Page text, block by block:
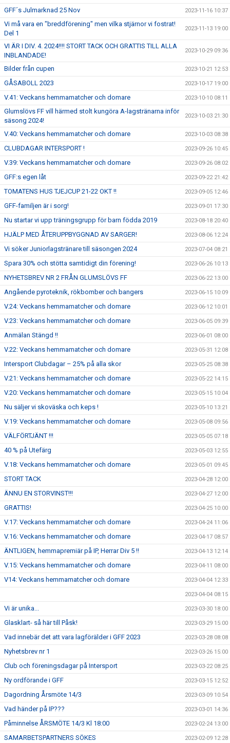
GFF´s Julmarknad 25 Nov 2023-11-16 10:37
Vi må vara en "breddförening" men vilka stjärnor vi fostrat!
Del 1
2023-11-13 19:00
VI ÄR I DIV. 4. 2024!!!! STORT TACK OCH GRATTIS TILL ALLA
INBLANDADE!
2023-10-29 09:36
Bilder från cupen 2023-10-21 12:53
GÅSABOLL 2023 2023-10-17 19:00
V.41: Veckans hemmamatcher och domare 2023-10-10 08:11
Glumslövs FF vill härmed stolt kungöra A-lagstränarna inför
säsong 2024!
2023-10-03 21:30
V.40: Veckans hemmamatcher och domare 2023-10-03 08:38
CLUBDAGAR INTERSPORT ! 2023-09-26 10:45
V.39: Veckans hemmamatcher och domare 2023-09-26 08:02
GFF:s egen låt 2023-09-22 21:42
TOMATENS HUS TJEJCUP 21-22 OKT !! 2023-09-05 12:46
GFF-familjen är i sorg! 2023-09-01 17:30
Nu startar vi upp träningsgrupp för barn födda 2019 2023-08-18 20:40
HJÄLP MED ÅTERUPPBYGGNAD AV SARGER! 2023-08-06 12:24
Vi söker Juniorlagstränare till säsongen 2024 2023-07-04 08:21
Spara 30% och stötta samtidigt din förening! 2023-06-26 10:13
NYHETSBREV NR 2 FRÅN GLUMSLÖVS FF 2023-06-22 13:00
Angående pyroteknik, rökbomber och bangers 2023-06-15 10:09
V.24: Veckans hemmamatcher och domare 2023-06-12 10:01
V.23: Veckans hemmamatcher och domare 2023-06-05 09:39
Anmälan Stängd !! 2023-06-01 08:00
V.22: Veckans hemmamatcher och domare 2023-05-31 12:08
Intersport Clubdagar – 25% på alla skor 2023-05-25 08:38
V.21: Veckans hemmamatcher och domare 2023-05-22 14:15
V.20: Veckans hemmamatcher och domare 2023-05-15 10:04
Nu säljer vi skoväska och keps ! 2023-05-10 13:21
V.19: Veckans hemmamatcher och domare 2023-05-08 09:56
VÄLFÖRTJÄNT !!! 2023-05-05 07:18
40 % på Utefärg 2023-05-03 12:55
V.18: Veckans hemmamatcher och domare 2023-05-01 09:45
STORT TACK 2023-04-28 12:00
ÄNNU EN STORVINST!!! 2023-04-27 12:00
GRATTIS! 2023-04-25 10:00
V.17: Veckans hemmamatcher och domare 2023-04-24 11:06
V.16: Veckans hemmamatcher och domare 2023-04-17 08:57
ÄNTLIGEN, hemmapremiär på IP, Herrar Div 5 !! 2023-04-13 12:14
V.15: Veckans hemmamatcher och domare 2023-04-11 08:00
V14: Veckans hemmamatcher och domare 2023-04-04 12:33
2023-04-04 08:15
Vi är unika... 2023-03-30 18:00
Glasklart- så här till Påsk! 2023-03-29 15:00
Vad innebär det att vara lagförälder i GFF 2023 2023-03-28 08:08
Nyhetsbrev nr 1 2023-03-26 15:00
Club och föreningsdagar på Intersport 2023-03-22 08:25
Ny ordförande i GFF 2023-03-15 12:52
Dagordning Årsmöte 14/3 2023-03-09 10:54
Vad händer på IP??? 2023-03-01 14:36
Påminnelse ÅRSMÖTE 14/3 Kl 18:00 2023-02-24 13:00
SAMARBETSPARTNERS SÖKES 2023-02-09 12:28